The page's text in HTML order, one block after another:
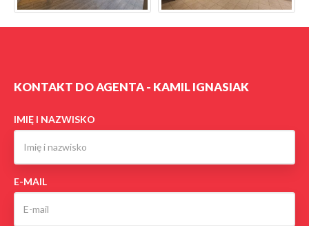
KONTAKT DO AGENTA - KAMIL IGNASIAK
IMIĘ I NAZWISKO
E-MAIL